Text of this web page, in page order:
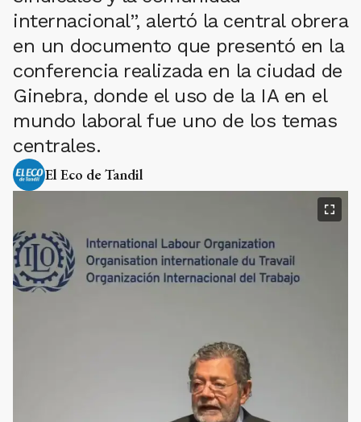
internacional”, alertó la central obrera
en un documento que presentó en la
conferencia realizada en la ciudad de
Ginebra, donde el uso de la IA en el
mundo laboral fue uno de los temas
centrales.
El Eco de Tandil